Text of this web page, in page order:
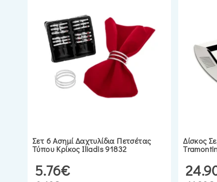
Σετ 6 Ασημί Δαχτυλίδια Πετσέτας
Τύπου Κρίκος Iliadis 91832
5.76€
Δίσκος